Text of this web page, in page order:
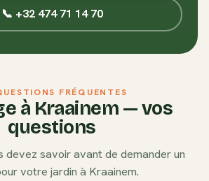
📞 +32 474 71 14 70
FRÉQUENTES
à Kraainem — vos
questions
devez savoir avant de demander un
votre jardin à Kraainem.